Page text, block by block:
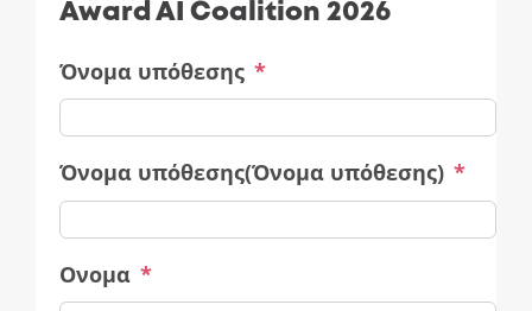
Award AI Coalition 2026
Όνομα υπόθεσης *
Όνομα υπόθεσης(Όνομα υπόθεσης) *
Ονομα *